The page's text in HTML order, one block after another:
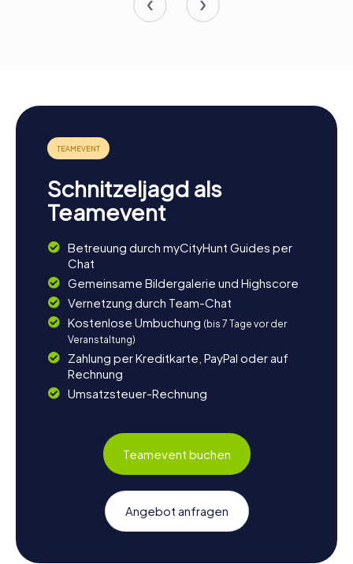
Schnitzeljagd als
Teamevent
Betreuung durch myCityHunt Guides per
Chat
Gemeinsame Bildergalerie und Highscore
Vernetzung durch Team-Chat
Kostenlose Umbuchung (bis 7 Tage vor der
Veranstaltung)
Zahlung per Kreditkarte, PayPal oder auf
Rechnung
Umsatzsteuer-Rechnung
Teamevent buchen
Angebot anfragen